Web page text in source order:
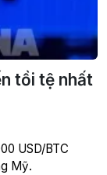
tồi tệ nhất
USD/BTC
Mỹ.